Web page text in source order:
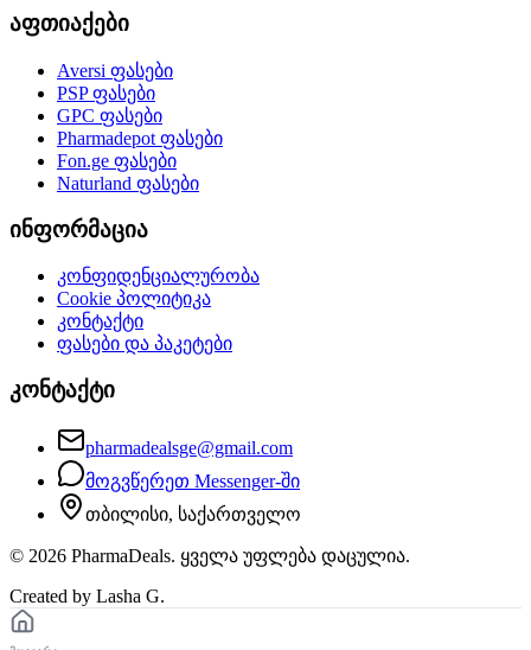
აფთიაქები
Aversi ფასები
PSPფასები
GPC ფასები
Pharmadepot ფასები
Fon.ge ფასები
Naturland ფასები
ინფორმაცია
კონფიდენციალურობა
Cookie პოლიტიკა
კონტაქტი
ფასები და პაკეტები
კონტაქტი
pharmadealsge@gmail.com
მოგვწერეთ Messenger-ში
თბილისი, საქართველო
© 2026 PharmaDeals. ყველა უფლება დაცულია.
Created by Lasha G.